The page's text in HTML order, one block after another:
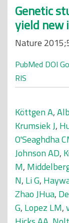
Genetic
yield new
Nature
PubMed DOI
RIS
Köttgen A,
Krumsiek J,
O'Seaghdha
Johnson AD,
M,
N, Li G,
Zhao JHua,
G, Lopez LM,